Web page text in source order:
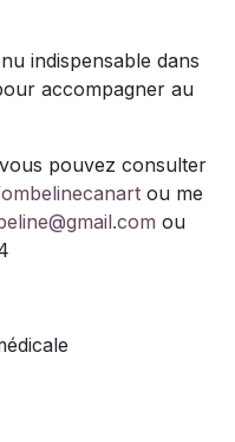
indispensable dans
accompagner au
pouvez consulter
ou me
ou